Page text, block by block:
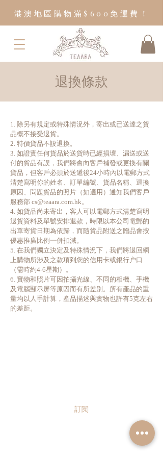
港澳地區購物滿$600免運費！
退換條款
1. 除另有規定或特殊情況外，寄出或已送達之貨
品概不接受退貨。
2. 特價貨品不設退換。
3. 如證實任何貨品於送貨時已經損壞、漏送或送
付的貨品有誤，我們將會向客戶補發或更換有關
貨品，但客戶必須於送遞後24小時內以電郵方式
清楚寫明你的姓名、訂單編號、貨品名稱、退換
原因、問題貨品的照片（如適用）通知我們客戶
服務部 cs@teaara.com.hk。
4. 如貨品尚未寄出，客人可以電郵方式清楚寫明
退貨資料及單號安排退款，時限以本公司電郵的
出單寄貨日期為依歸，而隨貨品附送之贈品會按
優惠推廣比例一併扣減。
5. 在我們獨立決定及特殊情況下，我們將退回網
上購物所涉及之款項到您的信用卡或銀行户口
（需時約4-6星期）。
6. 實物和照片可因拍攝光線、不同的相機、手機
及電腦顯示屏等原因而有所差別。所有產品的重
量均以人手計算，產品描述與實物也許有5克左右
的差距。
訂閱